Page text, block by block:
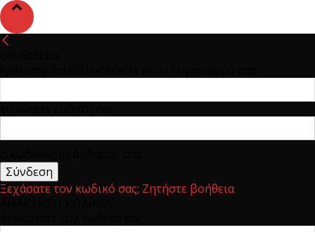
Ξεχάσατε τον κωδικό σας; Ζητήστε βοήθεια